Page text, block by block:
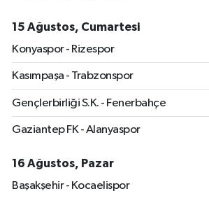
15 Ağustos, Cumartesi
Konyaspor - Rizespor
Kasımpaşa - Trabzonspor
Gençlerbirliği S.K. - Fenerbahçe
Gaziantep FK - Alanyaspor
16 Ağustos, Pazar
Başakşehir - Kocaelispor